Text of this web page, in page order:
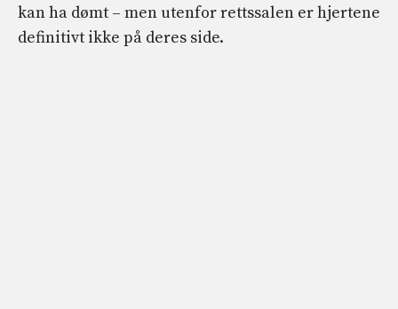
kan ha dømt – men utenfor rettssalen er hjertene
definitivt ikke på deres side.